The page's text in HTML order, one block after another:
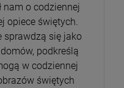
nam o codziennej
opiece świętych.
sprawdzą się jako
podkreślą
w codziennej
świętych